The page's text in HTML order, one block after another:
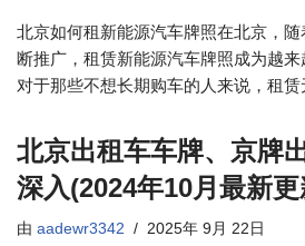
北京如何租新能源汽车牌照在北京，
断推广，租赁新能源汽车牌照成为越
对于那些不想长期购车的人来说，租赁
北京出租车车牌、京牌
深入(2024年10月最新更
由 aadewr3342 2025年 9月 22日